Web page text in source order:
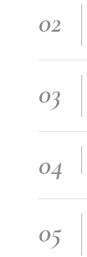
02
03
04
05